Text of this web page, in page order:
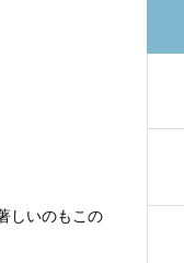
しいのもこの